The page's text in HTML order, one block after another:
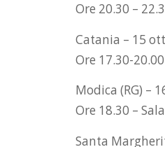
Ore 20.30 –
Catania – 15
Ore 17.30-
Modica (RG) –
Ore 18.30 –
Santa